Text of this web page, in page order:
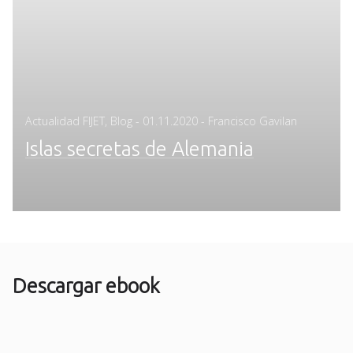
Actualidad FIJET Blog - Posted
on
01.11.2020 - Francisco Gavilan
Islas secretas de Alemania
Descargar ebook